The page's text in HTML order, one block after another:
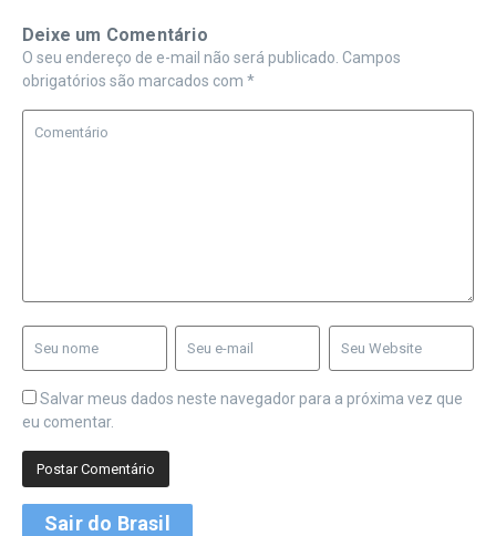
Deixe um Comentário
O seu endereço de e-mail não será publicado. Campos
obrigatórios são marcados com *
Salvar meus dados neste navegador para a próxima vez que
eu comentar.
Sair do Brasil